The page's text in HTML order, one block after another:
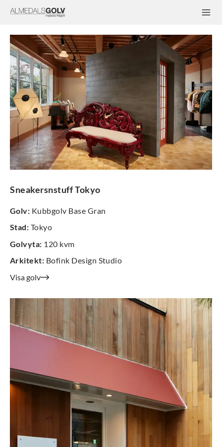
Sneakersnstuff Tokyo
Golv: Kubbgolv Base Gran
Stad: Tokyo
Golvyta: 120 kvm
Arkitekt: Bofink Design Studio
Visa golv